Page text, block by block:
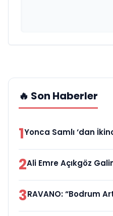
🔥 Son Haberler
1Yonca Samlı ‘dan
2Ali Emre Açıkgöz
3RAVANO: “Bodrum